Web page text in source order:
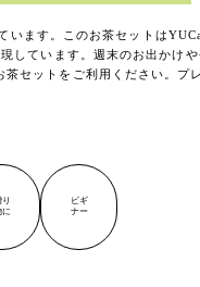
います。このお茶セットは
しています。週末のお出かけ
茶セットをご利用ください。プ
り
に
ビギ
ナー